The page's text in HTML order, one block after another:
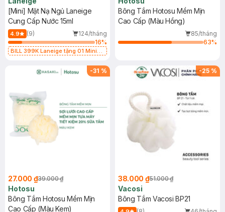
[Mini] Mặt Nạ Ngủ Laneige
Cung Cấp Nước 15ml
4.9 (9)
124/tháng
16%
BILL 399K Laneige tặng 01 Mini
Bông Tắm Hotosu Mềm Mịn
Cao Cấp (Màu Hồng)
85/tháng
63%
-31 %
27.000 ₫39.000 ₫
Hotosu
Bông Tắm Hotosu Mềm Mịn
Cao Cấp (Màu Kem)
-25 %
38.000 ₫51.000 ₫
Vacosi
Bông Tắm Vacosi BP21